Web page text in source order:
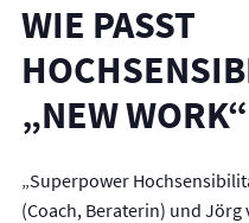
Teamcoaching /
Workshops
Leadership
Beruf und Lebenssinn
Resilienz und Zeit- und
WIE PASST
„NEW
„Superpower
(Coach, Beraterin) und